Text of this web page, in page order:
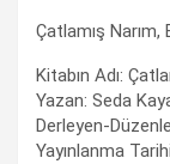
Çatlamış Narım,
Kitabın Adı:
Yazan: Seda
Derleyen-
Yayınlanma